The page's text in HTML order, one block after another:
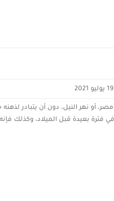
19 يوليو 2021
أو نهر النيل، دون أن يتبادر
فترة بعيدة قبل الميلاد، وكذلك